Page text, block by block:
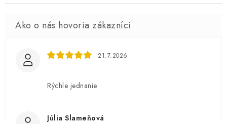
21.7.2026
Rýchle jednanie
Júlia Slameňová